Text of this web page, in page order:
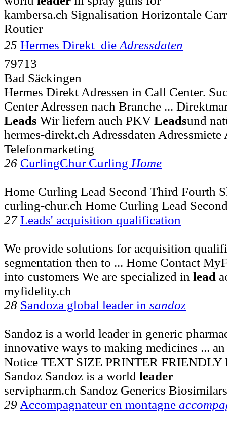
kambersa.ch Signalisation Horizontale
Routier
25 Hermes Direkt  die Adressdaten
79713
Bad Säckingen
Hermes Direkt Adressen in Call Center.
Center Adressen nach Branche ...
Leads Wir liefern auch PKV Leadsund
hermes-direkt.ch Adressdaten
Telefonmarketing
26 CurlingChur Curling Home
Home Curling Lead Second Third Fourth
curling-chur.ch Home Curling Lead
27 Leads' acquisition qualification
We provide solutions for acquisition
segmentation then to ... Home Contact
into customers We are specialized in lead
myfidelity.ch
28 Sandoza global leader in sandoz
Sandoz is a world leader in generic
innovative ways to making medicines ...
Notice TEXT SIZE PRINTER FRIENDLY
Sandoz Sandoz is a world leader
servipharm.ch Sandoz Generics
29 Accompagnateur en montagne